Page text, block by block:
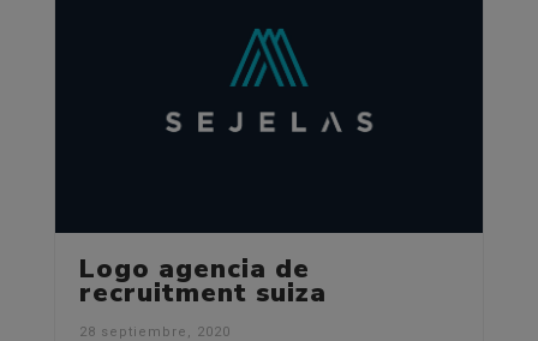
Logo agencia de
recruitment suiza
28 septiembre, 2020